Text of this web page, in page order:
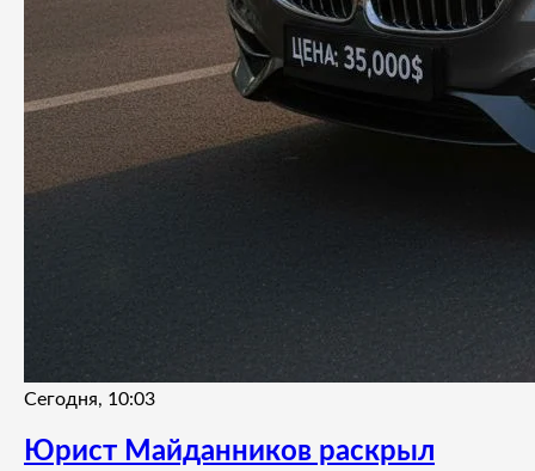
Сегодня, 10:03
Юрист Майданников раскрыл